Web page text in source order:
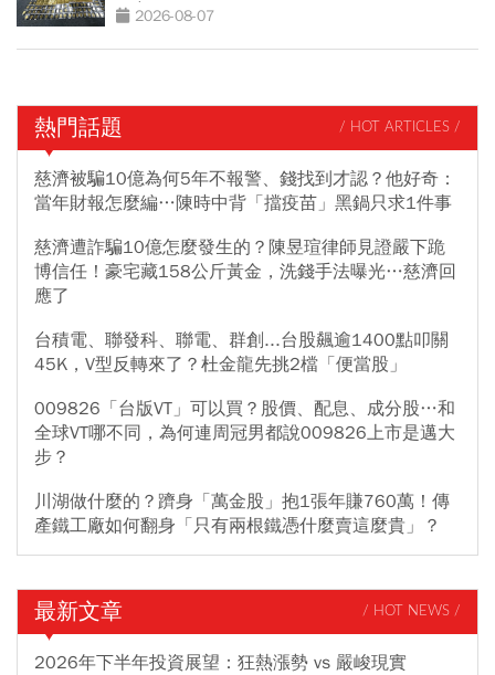
回應了
2026-08-07
熱門話題 / HOT ARTICLES /
慈濟被騙10億為何5年不報警、錢找到才認？他好奇：
當年財報怎麼編…陳時中背「擋疫苗」黑鍋只求1件事
慈濟遭詐騙10億怎麼發生的？陳昱瑄律師見證嚴下跪
博信任！豪宅藏158公斤黃金，洗錢手法曝光…慈濟回
應了
台積電、聯發科、聯電、群創...台股飆逾1400點叩關
45K，V型反轉來了？杜金龍先挑2檔「便當股」
009826「台版VT」可以買？股價、配息、成分股…和
全球VT哪不同，為何連周冠男都說009826上市是邁大
步？
川湖做什麼的？躋身「萬金股」抱1張年賺760萬！傳
產鐵工廠如何翻身「只有兩根鐵憑什麼賣這麼貴」？
最新文章 / HOT NEWS /
2026年下半年投資展望：狂熱漲勢 vs 嚴峻現實